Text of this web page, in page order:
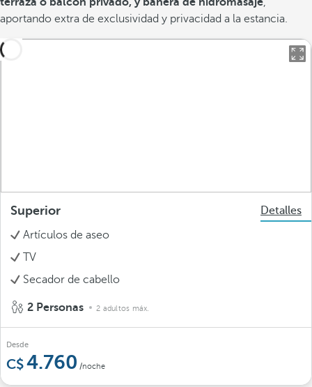
aportando extra de exclusividad y privacidad a la estancia.
Superior
Detalles
Artículos de aseo
TV
Secador de cabello
2 Personas 2 adultos máx.
Desde
4.760 /noche